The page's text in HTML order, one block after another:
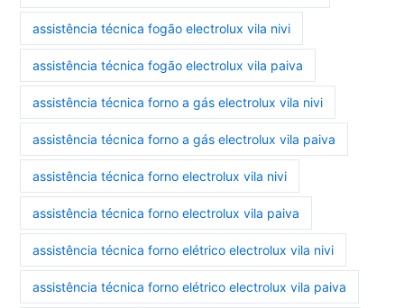
assistência técnica fogão electrolux vila nivi
assistência técnica fogão electrolux vila paiva
assistência técnica forno a gás electrolux vila nivi
assistência técnica forno a gás electrolux vila paiva
assistência técnica forno electrolux vila nivi
assistência técnica forno electrolux vila paiva
assistência técnica forno elétrico electrolux vila nivi
assistência técnica forno elétrico electrolux vila paiva